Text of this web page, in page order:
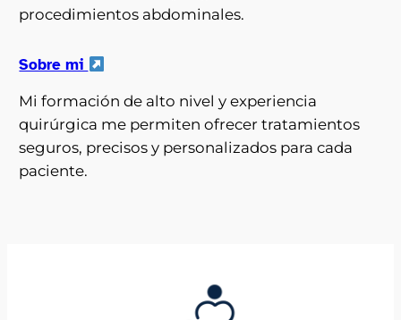
procedimientos abdominales.
Sobre mi
Mi formación de alto nivel y experiencia
quirúrgica me permiten ofrecer tratamientos
seguros, precisos y personalizados para cada
paciente.